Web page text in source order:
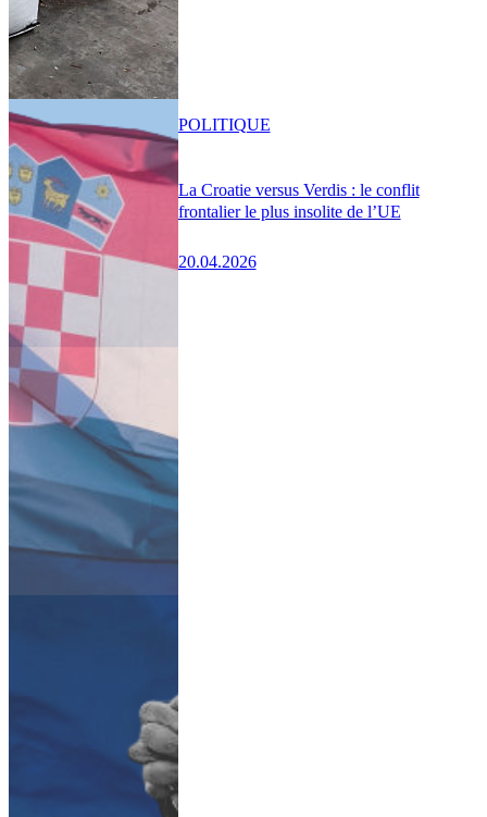
La Croatie versus Verdis : le conflit
frontalier le plus insolite de l’UE
20.04.2026
POLITIQUE